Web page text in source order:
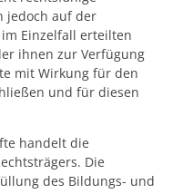
jedoch auf der
Einzelfall erteilten
ihnen zur Verfügung
mit Wirkung für den
und für diesen
handelt die
Die
des Bildungs- und